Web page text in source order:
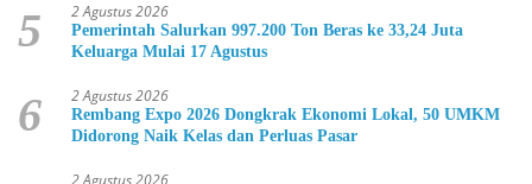
5 2 Agustus 2026
Pemerintah Salurkan 997.200 Ton Beras ke 33,24 Juta
Keluarga Mulai 17 Agustus
6 2 Agustus 2026
Rembang Expo 2026 Dongkrak Ekonomi Lokal, 50 UMKM
Didorong Naik Kelas dan Perluas Pasar